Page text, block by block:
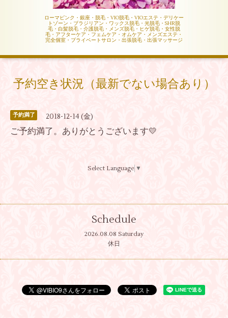
ローマピンク・銀座・脱毛・VIO脱毛・VIOエステ・デリケー
トゾーン・ブラジリアン・ワックス脱毛・光脱毛・SHR脱
毛・白髪脱毛・介護脱毛・メンズ脱毛・ヒゲ脱毛・女性脱
毛・アフターケア・フェムケア・オムケア・メンズエステ・
完全個室・プライベートサロン・出張脱毛・出張マッサージ
予約空き状況（最新でない場合あり）
予約満了 2018-12-14 (金)
ご予約満了。ありがとうございます💛
Select Language ▼
Schedule
2026.08.08 Saturday
休日